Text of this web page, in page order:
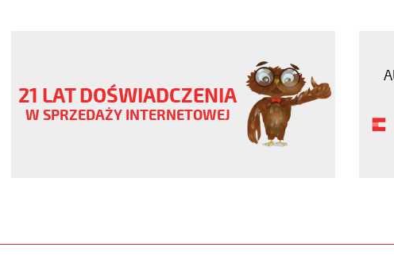
21 LAT DOŚWIADCZENIA
W SPRZEDAŻY INTERNETOWEJ